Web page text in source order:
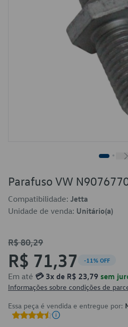
Parafuso VW
Compatibilidade: Jetta
Unidade de venda: Unitário(a)
R$ 80,29
R$ 71,37 -11% OFF
Em até 💳 3x de R$ 23,79 sem
Informações sobre condições de
Essa peça é vendida e entregue por: